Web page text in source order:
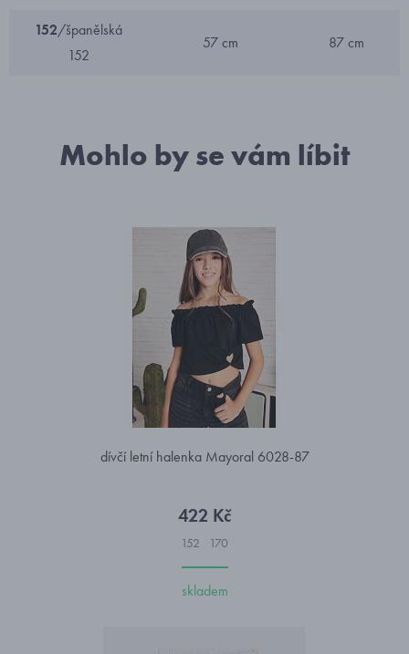
152/španělská
152
57 cm 87 cm
Mohlo by se vám líbit
dívčí letní halenka Mayoral 6028-87
422 Kč
152 170
skladem